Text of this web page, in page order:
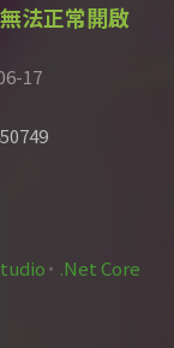
法正常開啟
17
.Net Core